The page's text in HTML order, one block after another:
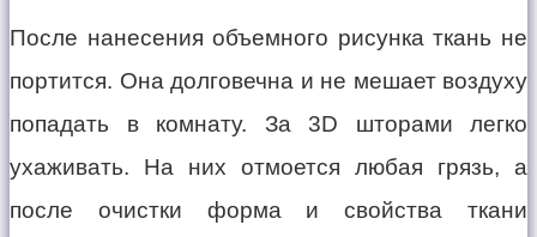
После нанесения объемного рисунка ткань не
портится. Она долговечна и не мешает воздуху
попадать в комнату. За 3D шторами легко
ухаживать. На них отмоется любая грязь, а
после очистки форма и свойства ткани